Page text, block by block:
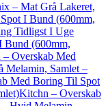
– Mat Grå Lakeret,
I Bund (600mm,
Tidligst I Uge
Bund (600mm,
Overskab Med
Melamin, Samlet –
Med Boring Til Spot
Kitchn – Overskab